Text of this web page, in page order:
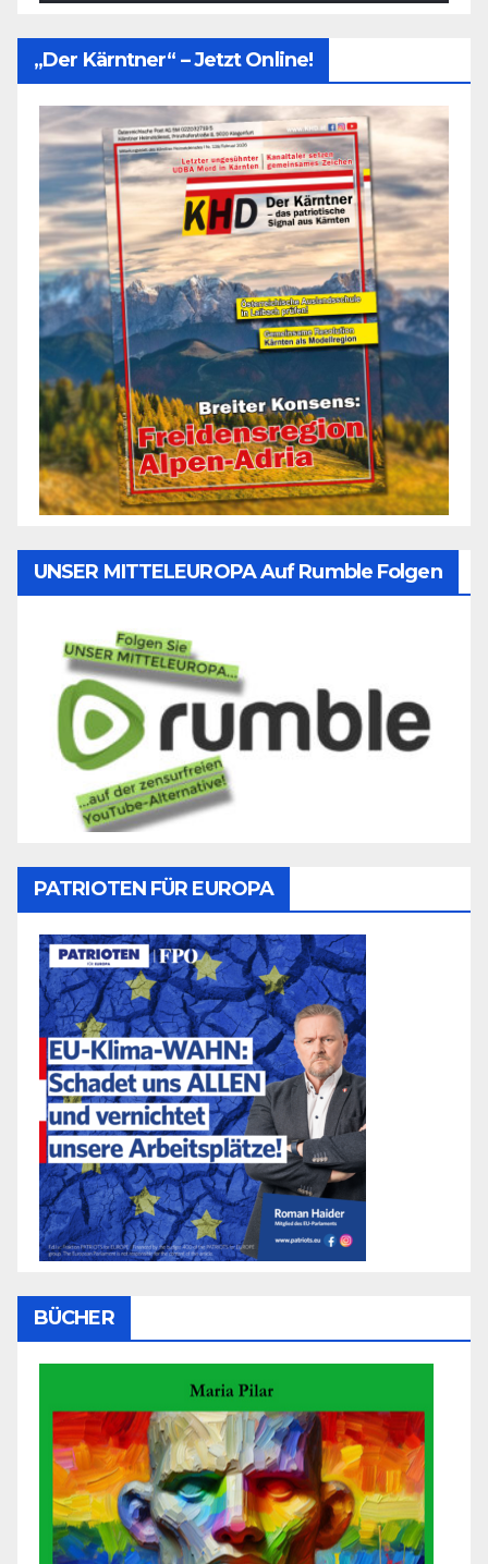
„Der Kärntner“ – Jetzt Online!
UNSER MITTELEUROPA Auf Rumble Folgen
PATRIOTEN FÜR EUROPA
BÜCHER